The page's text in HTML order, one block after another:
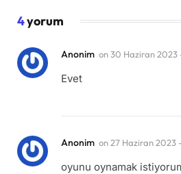
4yorum
Anonim on30 Haziran 2023
Evet
Anonim on27 Haziran 2023
oyunu oynamak